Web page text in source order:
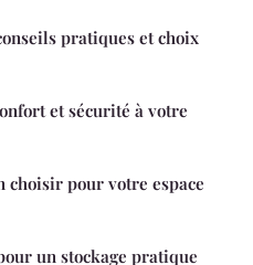
pratiques et choix
et sécurité à votre
pour votre espace
un stockage pratique